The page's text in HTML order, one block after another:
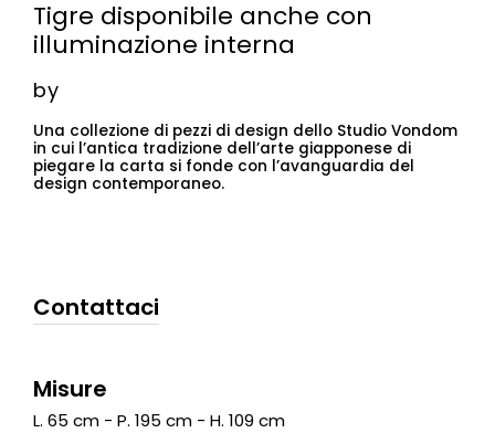
Tigre disponibile anche con
illuminazione interna
by
Una collezione di pezzi di design dello Studio Vondom
in cui l’antica tradizione dell’arte giapponese di
piegare la carta si fonde con l’avanguardia del
design contemporaneo.
Contattaci
Misure
L. 65 cm - P. 195 cm - H. 109 cm